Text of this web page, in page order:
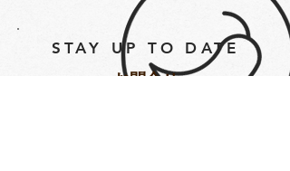
STAY UP TO DATE
​お問合せ